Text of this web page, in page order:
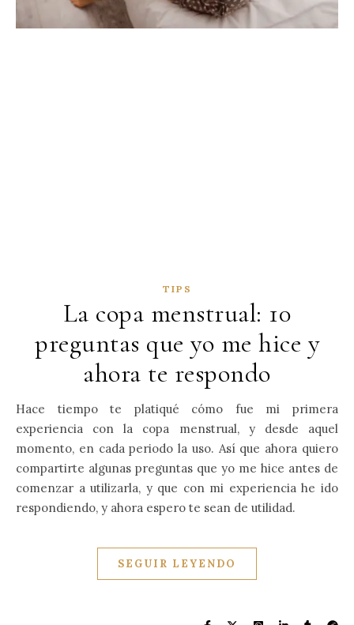
TIPS
La copa menstrual: 10
preguntas que yo me hice y
ahora te respondo
Hace tiempo te platiqué cómo fue mi primera
experiencia con la copa menstrual, y desde aquel
momento, en cada periodo la uso. Así que ahora quiero
compartirte algunas preguntas que yo me hice antes de
comenzar a utilizarla, y que con mi experiencia he ido
respondiendo, y ahora espero te sean de utilidad.
SEGUIR LEYENDO